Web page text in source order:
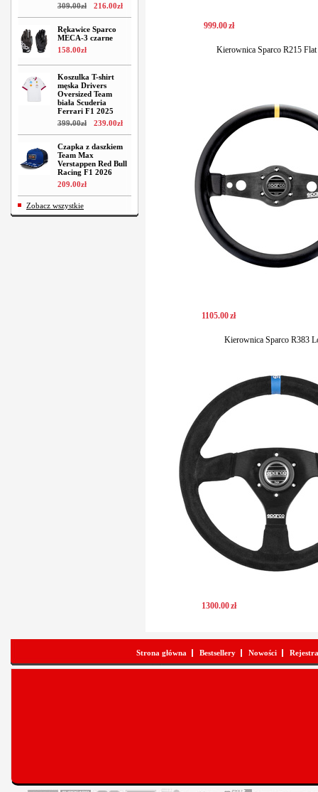
309.00zł 216.00zł
Rękawice Sparco
MECA-3 czarne
158.00zł
Koszulka T-shirt
męska Drivers
Oversized Team
biała Scuderia
Ferrari F1 2025
399.00zł 239.00zł
Czapka z daszkiem
Team Max
Verstappen Red Bull
Racing F1 2026
209.00zł
Zobacz wszystkie
999.00zł
Kierownica Sparco R215
1105.00zł
Kierownica Sparco R383
1300.00zł
Strona główna Bestsellery Nowości